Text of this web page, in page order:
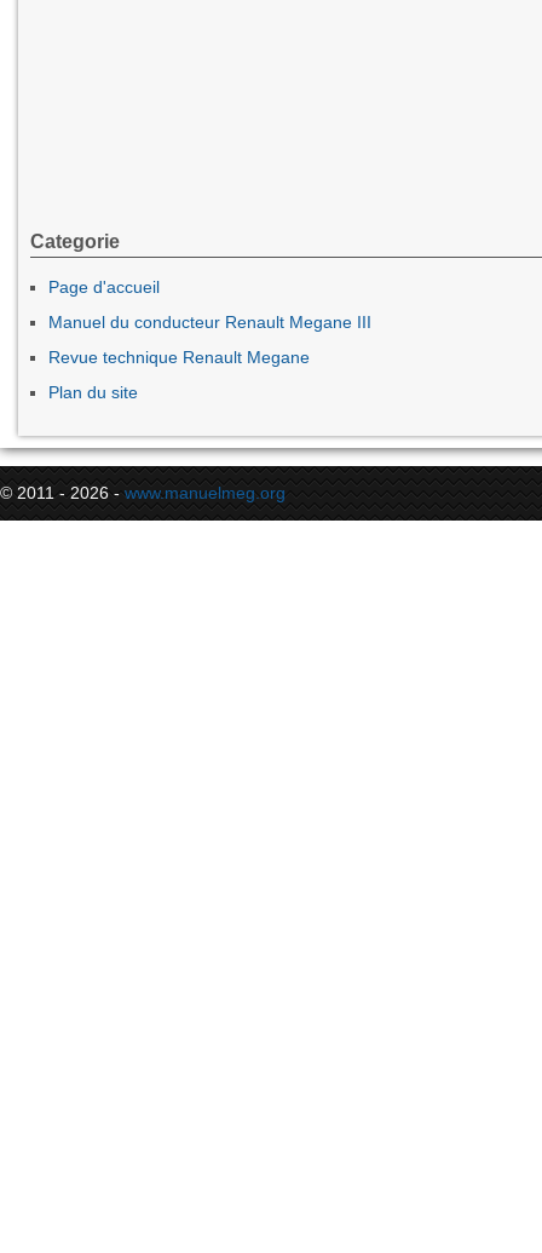
Categorie
Page d'accueil
Manuel du conducteur Renault Megane III
Revue technique Renault Megane
Plan du site
© 2011 - 2026 - www.manuelmeg.org